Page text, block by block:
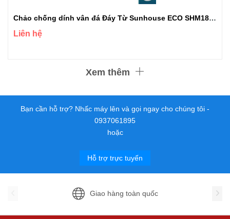
Chảo chống dính vân đá Đáy Từ Sunhouse ECO SHM18 plus
Liên hệ
Xem thêm
Bạn cần hỗ trợ? Nhấc máy lên và gọi ngay cho chúng tôi -
0937061895
hoặc
Hỗ trợ trực tuyến
Giao hàng toàn quốc